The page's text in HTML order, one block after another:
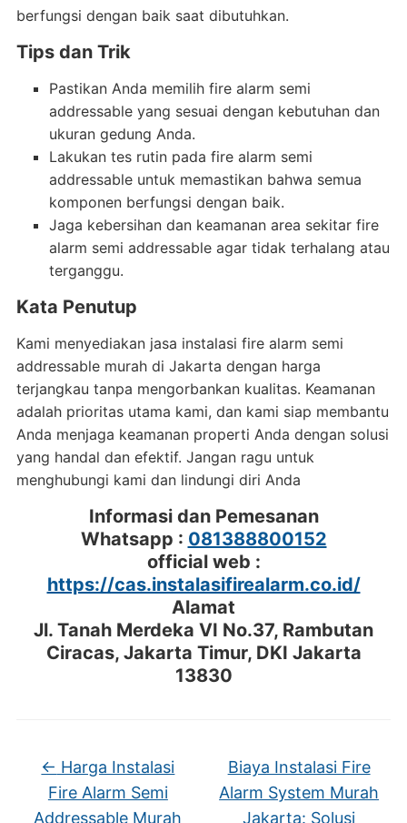
berfungsi dengan baik saat dibutuhkan.
Tips dan Trik
Pastikan Anda memilih fire alarm semi
addressable yang sesuai dengan kebutuhan dan
ukuran gedung Anda.
Lakukan tes rutin pada fire alarm semi
addressable untuk memastikan bahwa semua
komponen berfungsi dengan baik.
Jaga kebersihan dan keamanan area sekitar fire
alarm semi addressable agar tidak terhalang atau
terganggu.
Kata Penutup
Kami menyediakan jasa instalasi fire alarm semi
addressable murah di Jakarta dengan harga
terjangkau tanpa mengorbankan kualitas. Keamanan
adalah prioritas utama kami, dan kami siap membantu
Anda menjaga keamanan properti Anda dengan solusi
yang handal dan efektif. Jangan ragu untuk
menghubungi kami dan lindungi diri Anda
Informasi dan Pemesanan
Whatsapp : 081388800152
official web :
https://cas.instalasifirealarm.co.id/
Alamat
Jl. Tanah Merdeka VI No.37, Rambutan
Ciracas, Jakarta Timur, DKI Jakarta
13830
← Harga Instalasi
Fire Alarm Semi
Addressable Murah
Biaya Instalasi Fire
Alarm System Murah
Jakarta: Solusi